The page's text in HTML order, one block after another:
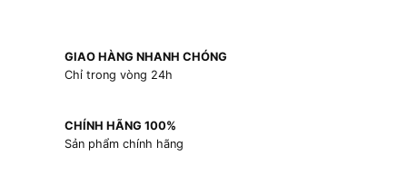
GIAO HÀNG NHANH CHÓNG
Chỉ trong vòng 24h
CHÍNH HÃNG 100%
Sản phẩm chính hãng